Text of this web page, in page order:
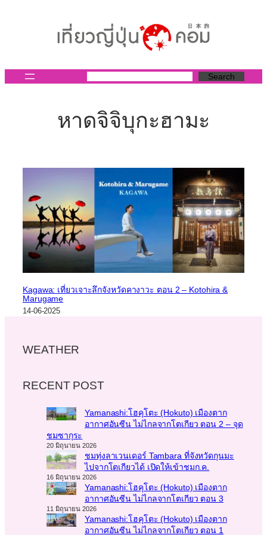
Search
หาดจิจิบุกะฮามะ
Kagawa: เที่ยวเจาะลึกจังหวัดคางาวะ ตอน 2 – Kotohira &
Marugame
14-06-2025
WEATHER
RECENT POST
Yamanashi:โฮคุโตะ (Hokuto) เมืองตาก
อากาศอันซีน ไม่ไกลจากโตเกียว ตอน 2 – จุด
ชมซากุระ
20 มิถุนายน 2026
ชมทุ่งลาเวนเดอร์ Tambara ที่จังหวัดกุนมะ
ไปจากโตเกียวได้ เปิดให้เข้าชมก.ค.
16 มิถุนายน 2026
Yamanashi:โฮคุโตะ (Hokuto) เมืองตาก
อากาศอันซีน ไม่ไกลจากโตเกียว ตอน 3
11 มิถุนายน 2026
Yamanashi:โฮคุโตะ (Hokuto) เมืองตาก
อากาศอันซีน ไม่ไกลจากโตเกียว ตอน 1